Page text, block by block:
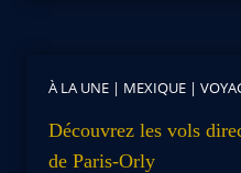
À LA UNE | MEXIQUE |
Découvrez les vols
de Paris-Orly